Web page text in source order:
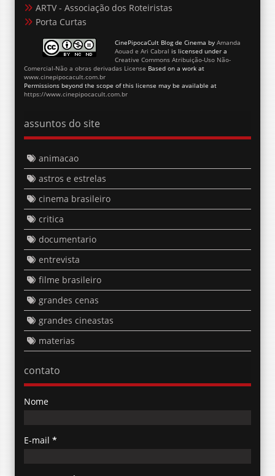
ARTV - Associação dos Roteiristas
Porta Curtas
CinePipocaCult Blog de Cinema by Amanda
Aouad e Ari Cabral is licensed under a
Creative Commons Atribuição-Uso Não-
Comercial-Não a obras derivadas License Based on a work at
www.cinepipocacult.com.br
Permissions beyond the scope of this license may be available at
https://www.cinepipocacult.com.br
assuntos do site
animacao
astros e estrelas
cinema brasileiro
critica
documentario
entrevista
filme brasileiro
grandes cenas
grandes cineastas
materias
contato
Nome
E-mail *